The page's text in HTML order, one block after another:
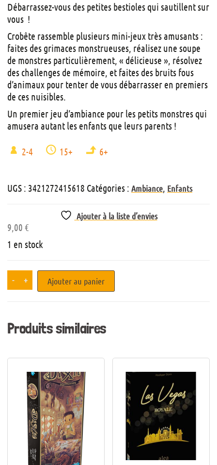
Débarrassez-vous des petites bestioles qui sautillent sur
vous !
Crobête rassemble plusieurs mini-jeux très amusants :
faites des grimaces monstrueuses, réalisez une soupe
de monstres particulièrement, « délicieuse », résolvez
des challenges de mémoire, et faites des bruits fous
d’animaux pour tenter de vous débarrasser en premiers
de ces nuisibles.
Un premier jeu d’ambiance pour les petits monstres qui
amusera autant les enfants que leurs parents !
2-4 15+ 6+
UGS : 3421272415618 Catégories : Ambiance Enfants
Ajouter à la liste d’envies
9,00 €
1 en stock
- + Ajouter au panier
Produits similaires